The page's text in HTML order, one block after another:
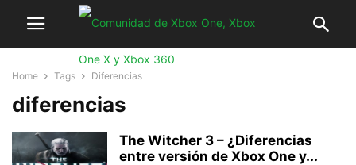
Home Tags Diferencias
diferencias
The Witcher 3 – ¿Diferencias
entre versión de Xbox One y...